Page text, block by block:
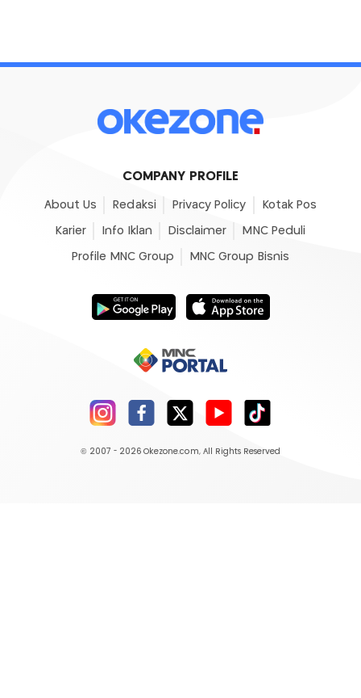
COMPANY PROFILE
About Us Redaksi Privacy Policy Kotak Pos
Karier Info Iklan Disclaimer MNC Peduli
Profile MNC Group MNC Group Bisnis
© 2007 - 2026 Okezone.com, All Rights Reserved